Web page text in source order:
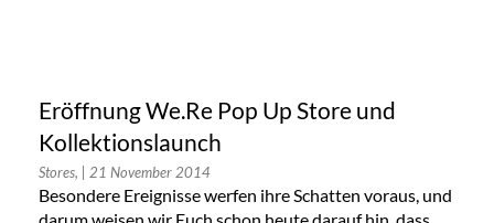
Eröffnung We.Re Pop Up Store und
Kollektionslaunch
Stores, | 21 November 2014
Besondere Ereignisse werfen ihre Schatten voraus, und